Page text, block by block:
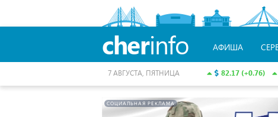
cherinfo АФИША
82.17 (+0.76)
7 АВГУСТА, ПЯТНИЦА
СОЦИАЛЬНАЯ РЕКЛАМА